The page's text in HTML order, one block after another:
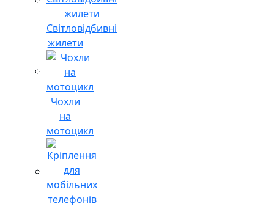
Світловідбивні
жилети
Чохли
на
мотоцикл